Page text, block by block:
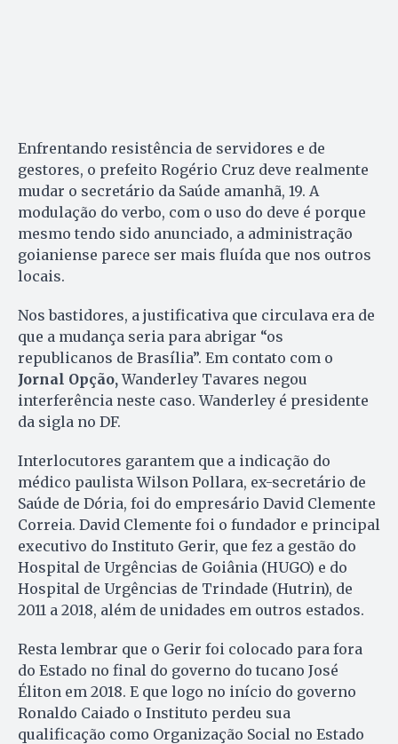
Enfrentando resistência de servidores e de
gestores, o prefeito Rogério Cruz deve realmente
mudar o secretário da Saúde amanhã, 19. A
modulação do verbo, com o uso do deve é porque
mesmo tendo sido anunciado, a administração
goianiense parece ser mais fluída que nos outros
locais.
Nos bastidores, a justificativa que circulava era de
que a mudança seria para abrigar “os
republicanos de Brasília”. Em contato com o
Jornal Opção,Wanderley Tavares negou
interferência neste caso. Wanderley é presidente
da sigla no DF.
Interlocutores garantem que a indicação do
médico paulista Wilson Pollara, ex-secretário de
Saúde de Dória, foi do empresário David Clemente
Correia. David Clemente foi o fundador e principal
executivo do Instituto Gerir, que fez a gestão do
Hospital de Urgências de Goiânia (HUGO) e do
Hospital de Urgências de Trindade (Hutrin), de
2011 a 2018, além de unidades em outros estados.
Resta lembrar que o Gerir foi colocado para fora
do Estado no final do governo do tucano José
Éliton em 2018. E que logo no início do governo
Ronaldo Caiado o Instituto perdeu sua
qualificação como Organização Social no Estado